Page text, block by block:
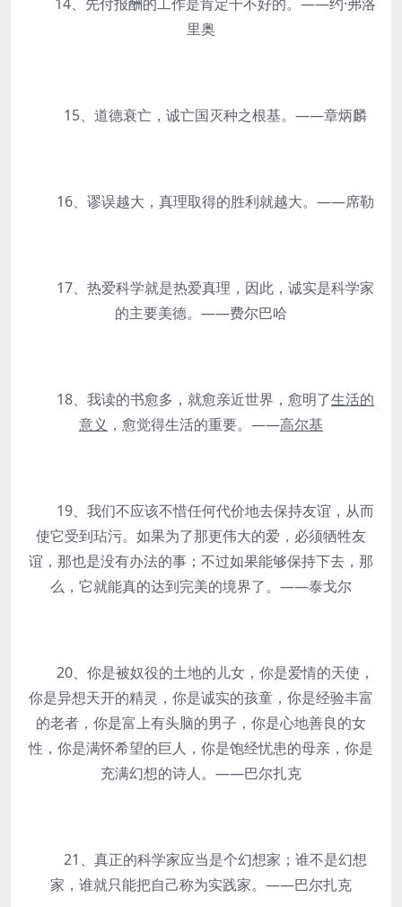
里奥
15、道德衰亡，诚亡国灭种之根基。——章炳麟
16、谬误越大，真理取得的胜利就越大。——席勒
17、热爱科学就是热爱真理，因此，诚实是科学家
的主要美德。——费尔巴哈
18、我读的书愈多，就愈亲近世界，愈明了生活的
意义 ，愈觉得生活的重要。——高尔基
19、我们不应该不惜任何代价地去保持友谊，从而
使它受到玷污。如果为了那更伟大的爱，必须牺牲友
谊，那也是没有办法的事；不过如果能够保持下去，那
么，它就能真的达到完美的境界了。——泰戈尔
20、你是被奴役的土地的儿女，你是爱情的天使，
你是异想天开的精灵，你是诚实的孩童，你是经验丰富
的老者，你是富上有头脑的男子，你是心地善良的女
性，你是满怀希望的巨人，你是饱经忧患的母亲，你是
充满幻想的诗人。——巴尔扎克
21、真正的科学家应当是个幻想家；谁不是幻想
家，谁就只能把自己称为实践家。——巴尔扎克